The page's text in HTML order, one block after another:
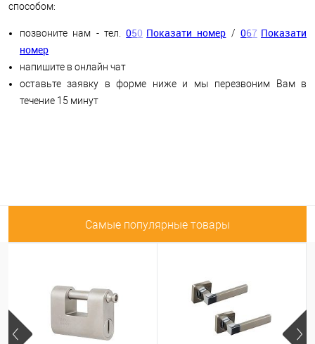
способом:
позвоните нам - тел.050 Показати номер /067 Показати
номер
напишите в онлайн чат
оставьте заявку в форме ниже и мы перезвоним Вам в
течение 15 минут
Самые популярные товары